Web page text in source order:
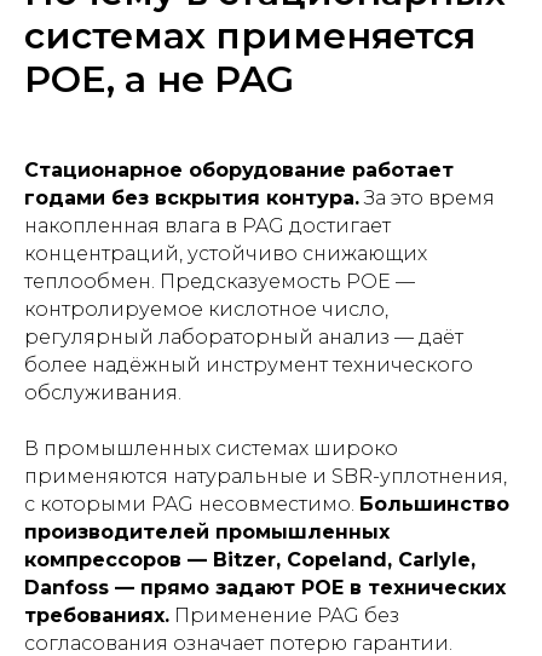
системах применяется
POE, а не PAG
Стационарное оборудование работает
годами без вскрытия контура.За это время
накопленная влага в PAG достигает
концентраций, устойчиво снижающих
теплообмен. Предсказуемость POE —
контролируемое кислотное число,
регулярный лабораторный анализ — даёт
более надёжный инструмент технического
обслуживания.
В промышленных системах широко
применяются натуральные и SBR-уплотнения,
с которыми PAG несовместимо. Большинство
производителей промышленных
компрессоров — Bitzer, Copeland, Carlyle,
Danfoss — прямо задают POE в технических
требованиях. Применение PAG без
согласования означает потерю гарантии.